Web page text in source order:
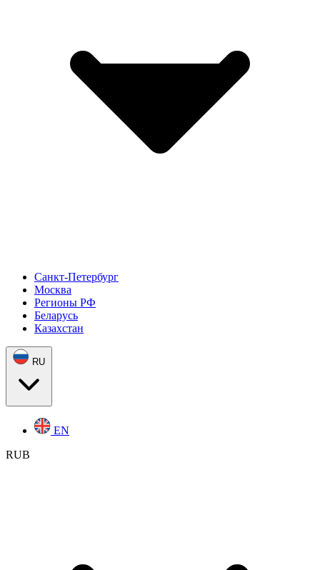
Санкт-Петербург
Москва
Регионы РФ
Беларусь
Казахстан
RU
EN
RUB